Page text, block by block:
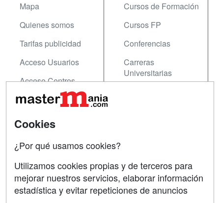
Mapa
Quienes somos
Tarifas publicidad
Acceso Usuarios
Acceso Centros
Cursos de Formación
Cursos FP
Conferencias
Carreras
Universitarias
Contactar
Copyleft
Cookies
¿Por qué usamos cookies?
Utilizamos cookies propias y de terceros para
mejorar nuestros servicios, elaborar información
estadística y evitar repeticiones de anuncios